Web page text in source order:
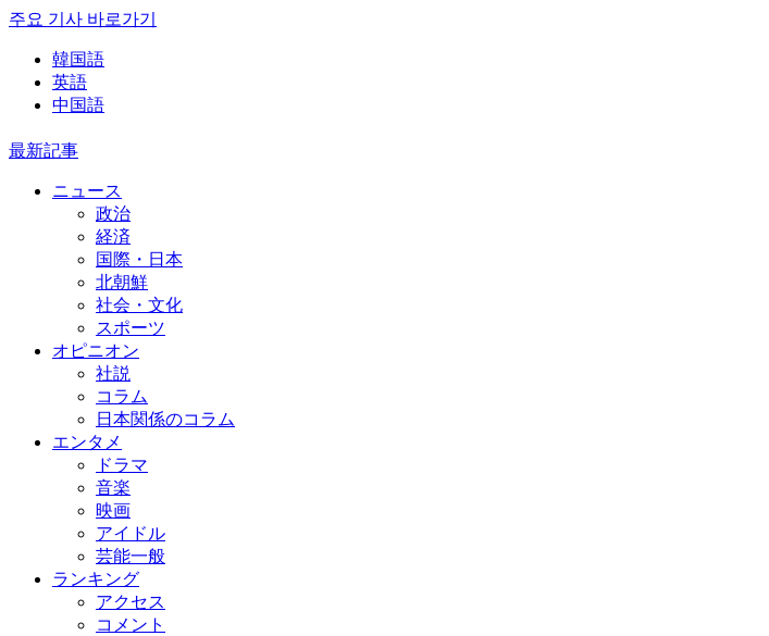
주요 기사 바로가기
韓国語
英語
中国語
最新記事
ニュース
政治
経済
国際・日本
北朝鮮
社会・文化
スポーツ
オピニオン
社説
コラム
日本関係のコラム
エンタメ
ドラマ
音楽
映画
アイドル
芸能一般
ランキング
アクセス
コメント